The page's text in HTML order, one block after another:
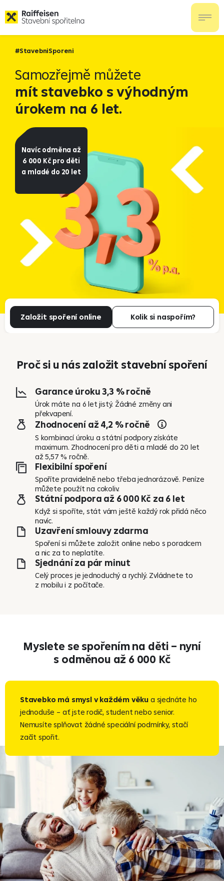
Navíc odměna až
6 000 Kč pro děti
a mladé do 20 let
#StavebniSporeni
Samozřejmě můžete
mít stavebko s výhodným
úrokem na 6 let.
Založit spoření online Kolik si naspořím?
Proč si u nás založit stavební spoření
Garance úroku 3,3 % ročně
Úrok máte na 6 let jistý. Žádné změny ani
překvapení.
Zhodnocení až 4,2 % ročně
S kombinací úroku a státní podpory získáte
maximum. Zhodnocení pro děti a mladé do 20 let
až 5,57 % ročně.
Flexibilní spoření
Spoříte pravidelně nebo třeba jednorázově. Peníze
můžete použít na cokoliv.
Státní podpora až 6 000 Kč za 6 let
Když si spoříte, stát vám ještě každý rok přidá něco
navíc.
Uzavření smlouvy zdarma
Spoření si můžete založit online nebo s poradcem
a nic za to neplatíte.
Sjednání za pár minut
Celý proces je jednoduchý a rychlý. Zvládnete to
z mobilu i z počítače.
Myslete se spořením na děti – nyní
s odměnou až 6 000 Kč
Stavebko má smysl v každém věku a sjednáte ho
jednoduše – ať jste rodič, student nebo senior.
Nemusíte splňovat žádné speciální podmínky, stačí
začít spořit.